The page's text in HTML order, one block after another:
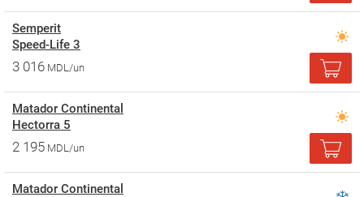
Semperit
Speed-Life 3
3 016 MDL/un
Matador Continental
Hectorra 5
2 195 MDL/un
Matador Continental